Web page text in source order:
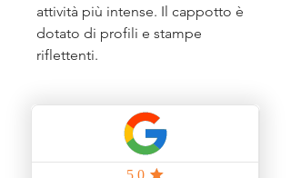
attività più intense. Il cappotto è
dotato di profili e stampe
riflettenti.
Prodotti correlati